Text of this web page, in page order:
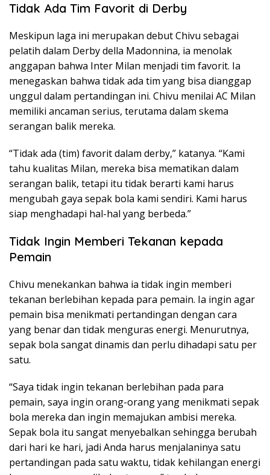
Tidak Ada Tim Favorit di Derby
Meskipun laga ini merupakan debut Chivu sebagai
pelatih dalam Derby della Madonnina, ia menolak
anggapan bahwa Inter Milan menjadi tim favorit. Ia
menegaskan bahwa tidak ada tim yang bisa dianggap
unggul dalam pertandingan ini. Chivu menilai AC Milan
memiliki ancaman serius, terutama dalam skema
serangan balik mereka.
“Tidak ada (tim) favorit dalam derby,” katanya. “Kami
tahu kualitas Milan, mereka bisa mematikan dalam
serangan balik, tetapi itu tidak berarti kami harus
mengubah gaya sepak bola kami sendiri. Kami harus
siap menghadapi hal-hal yang berbeda.”
Tidak Ingin Memberi Tekanan kepada
Pemain
Chivu menekankan bahwa ia tidak ingin memberi
tekanan berlebihan kepada para pemain. Ia ingin agar
pemain bisa menikmati pertandingan dengan cara
yang benar dan tidak menguras energi. Menurutnya,
sepak bola sangat dinamis dan perlu dihadapi satu per
satu.
“Saya tidak ingin tekanan berlebihan pada para
pemain, saya ingin orang-orang yang menikmati sepak
bola mereka dan ingin memajukan ambisi mereka.
Sepak bola itu sangat menyebalkan sehingga berubah
dari hari ke hari, jadi Anda harus menjalaninya satu
pertandingan pada satu waktu, tidak kehilangan energi